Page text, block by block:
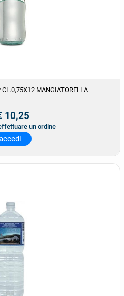
CL.0,75X12 MANGIATORELLA
10,25
un ordine